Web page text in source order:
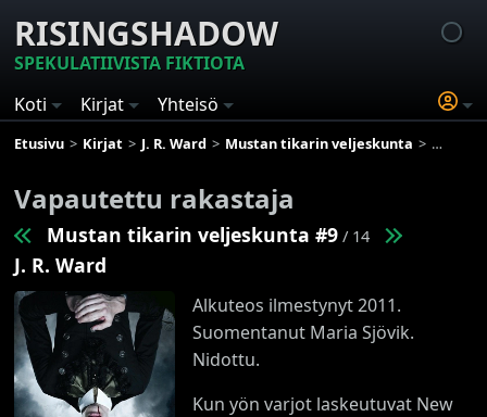
RISINGSHADOW
SPEKULATIIVISTA FIKTIOTA
Koti
Kirjat Yhteisö
Etusivu Kirjat J. R. Ward Mustan tikarin veljeskunta
Vapautettu rakastaja
Mustan tikarin veljeskunta #9 / 14
J. R. Ward
Alkuteos ilmestynyt 2011.
Suomentanut Maria Sjövik.
Nidottu.
Kun yön varjot laskeutuvat New